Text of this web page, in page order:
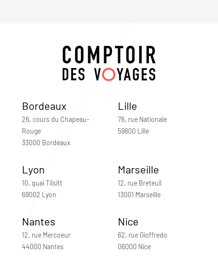
Bordeaux
26, cours du Chapeau-
Rouge
33000 Bordeaux
Lille
76, rue Nationale
59800 Lille
Lyon
10, quai Tilsitt
69002 Lyon
Marseille
12, rue Breteuil
13001 Marseille
Nantes
12, rue Mercoeur
44000 Nantes
Nice
62, rue Gioffredo
06000 Nice